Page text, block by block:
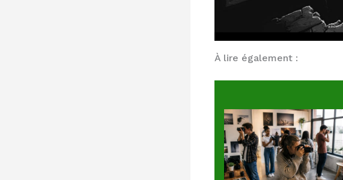
À lire également :